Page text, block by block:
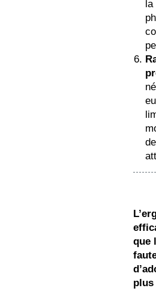
la
que
plus